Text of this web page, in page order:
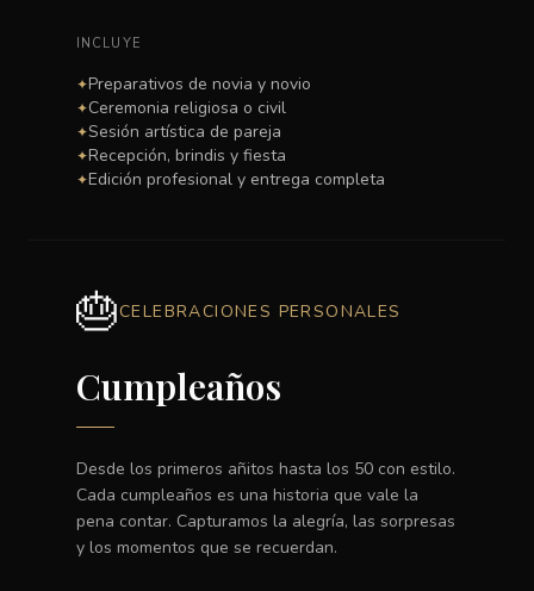
INCLUYE
✦Preparativos de novia y novio
✦Ceremonia religiosa o civil
✦Sesión artística de pareja
✦Recepción, brindis y fiesta
✦Edición profesional y entrega completa
🎂CELEBRACIONES PERSONALES
Cumpleaños
Desde los primeros añitos hasta los 50 con estilo.
Cada cumpleaños es una historia que vale la
pena contar. Capturamos la alegría, las sorpresas
y los momentos que se recuerdan.